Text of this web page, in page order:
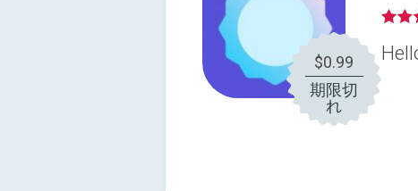
$0.99
期限切
れ